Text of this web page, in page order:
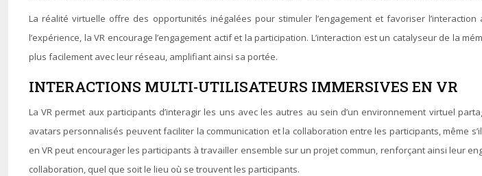
La réalité virtuelle offre des opportunités inégalées pour stimuler l’engagement et favoriser
l’expérience, la VR encourage l’engagement actif et la participation. L’interaction est un catalyseur de la
plus facilement avec leur réseau, amplifiant ainsi sa portée.
INTERACTIONS MULTI-UTILISATEURS IMMERSIVES EN VR
La VR permet aux participants d’interagir les uns avec les autres au sein d’un environnement virtuel
avatars personnalisés peuvent faciliter la communication et la collaboration entre les participants, même
en VR peut encourager les participants à travailler ensemble sur un projet commun, renforçant ainsi leur
collaboration, quel que soit le lieu où se trouvent les participants.